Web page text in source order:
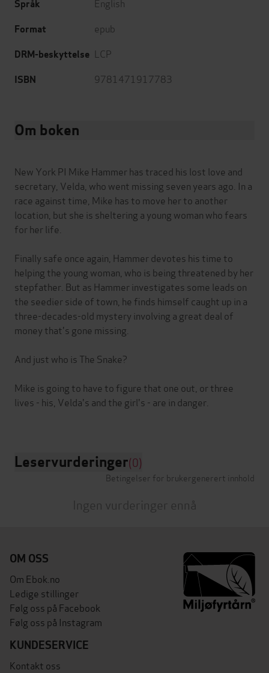
Språk English
Format epub
DRM-beskyttelse LCP
ISBN 9781471917783
Om boken
New York PI Mike Hammer has traced his lost love and
secretary, Velda, who went missing seven years ago. In a
race against time, Mike has to move her to another
location, but she is sheltering a young woman who fears
for her life.
Finally safe once again, Hammer devotes his time to
helping the young woman, who is being threatened by her
stepfather. But as Hammer investigates some leads on
the seedier side of town, he finds himself caught up in a
three-decades-old mystery involving a great deal of
money that's gone missing.
And just who is The Snake?
Mike is going to have to figure that one out, or three
lives - his, Velda's and the girl's - are in danger.
Leservurderinger(0)
Betingelser for brukergenerert innhold
Ingen vurderinger ennå
OM OSS
Om Ebok.no
Ledige stillinger
Følg oss på Facebook
Følg oss på Instagram
KUNDESERVICE
Kontakt oss